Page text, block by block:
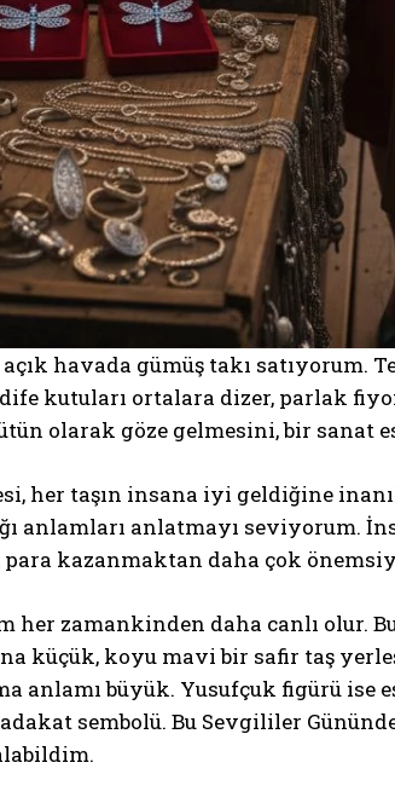
havada gümüş takı satıyorum.
kutuları ortalara dizer, parlak
olarak göze gelmesini, bir sanat
her taşın insana iyi geldiğine
anlamları anlatmayı seviyorum.
para kazanmaktan daha çok
her zamankinden daha canlı olur.
küçük, koyu mavi bir safir taş
anlamı büyük. Yusufçuk figürü ise
sembolü. Bu Sevgililer